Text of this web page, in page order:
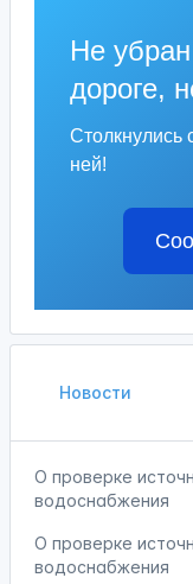
Не
дороге,
ней!
Новости
О проверке
водоснабжения
О проверке
водоснабжения